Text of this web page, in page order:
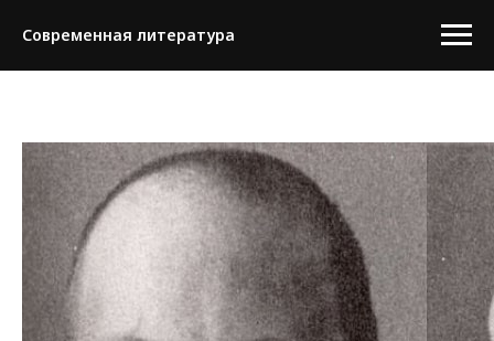
Современная литература